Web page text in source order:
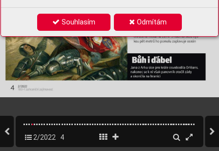
Souhlasím Odmítám
2/2022 4